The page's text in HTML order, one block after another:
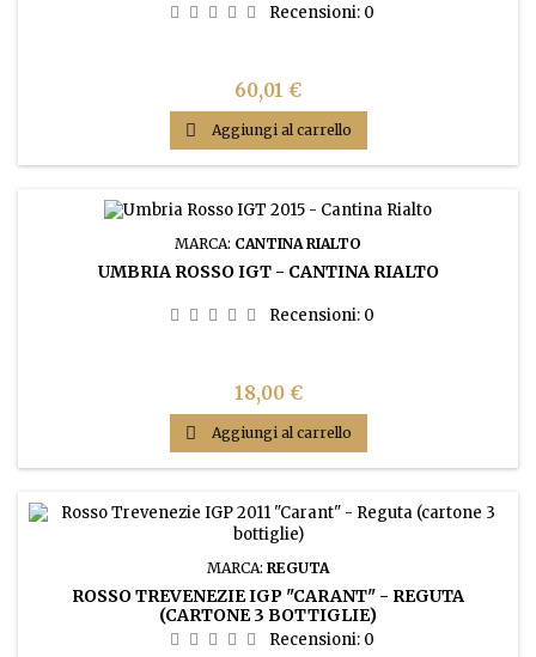
Recensioni: 0
Prezzo
60,01 €
 Aggiungi al carrello
MARCA: CANTINA RIALTO
UMBRIA ROSSO IGT - CANTINA RIALTO
Recensioni: 0
Prezzo
18,00 €
 Aggiungi al carrello
MARCA: REGUTA
ROSSO TREVENEZIE IGP "CARANT" - REGUTA
(CARTONE 3 BOTTIGLIE)
Recensioni: 0